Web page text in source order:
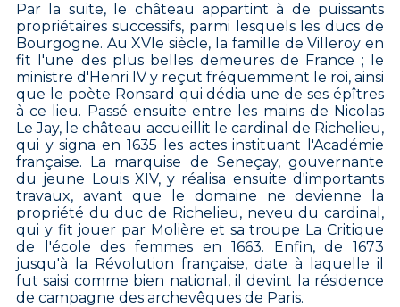
Par la suite, le château appartint à de puissants
propriétaires successifs, parmi lesquels les ducs de
Bourgogne. Au XVIe siècle, la famille de Villeroy en
fit l'une des plus belles demeures de France ; le
ministre d'Henri IV y reçut fréquemment le roi, ainsi
que le poète Ronsard qui dédia une de ses épîtres
à ce lieu. Passé ensuite entre les mains de Nicolas
Le Jay, le château accueillit le cardinal de Richelieu,
qui y signa en 1635 les actes instituant l'Académie
française. La marquise de Seneçay, gouvernante
du jeune Louis XIV, y réalisa ensuite d'importants
travaux, avant que le domaine ne devienne la
propriété du duc de Richelieu, neveu du cardinal,
qui y fit jouer par Molière et sa troupe La Critique
de l'école des femmes en 1663. Enfin, de 1673
jusqu'à la Révolution française, date à laquelle il
fut saisi comme bien national, il devint la résidence
de campagne des archevêques de Paris.